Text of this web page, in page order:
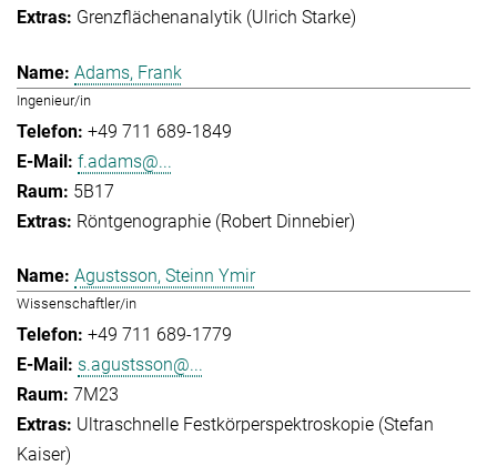
Grenzflächenanalytik (Ulrich Starke)
Adams, Frank
Ingenieur/in
+49 711 689-1849
f.adams@...
5B17
Röntgenographie (Robert Dinnebier)
Agustsson, Steinn Ymir
Wissenschaftler/in
+49 711 689-1779
s.agustsson@...
7M23
Ultraschnelle Festkörperspektroskopie (Stefan
Kaiser)